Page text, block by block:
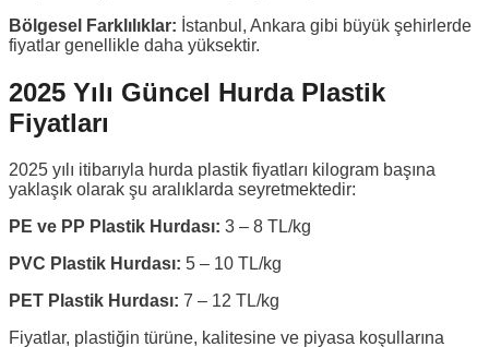
Bölgesel Farklılıklar: İstanbul, Ankara gibi büyük şehirlerde
fiyatlar genellikle daha yüksektir.
2025 Yılı Güncel Hurda Plastik
Fiyatları
2025 yılı itibarıyla hurda plastik fiyatları kilogram başına
yaklaşık olarak şu aralıklarda seyretmektedir:
PE ve PP Plastik Hurdası: 3 – 8 TL/kg
PVC Plastik Hurdası: 5 – 10 TL/kg
PET Plastik Hurdası: 7 – 12 TL/kg
Fiyatlar, plastiğin türüne, kalitesine ve piyasa koşullarına